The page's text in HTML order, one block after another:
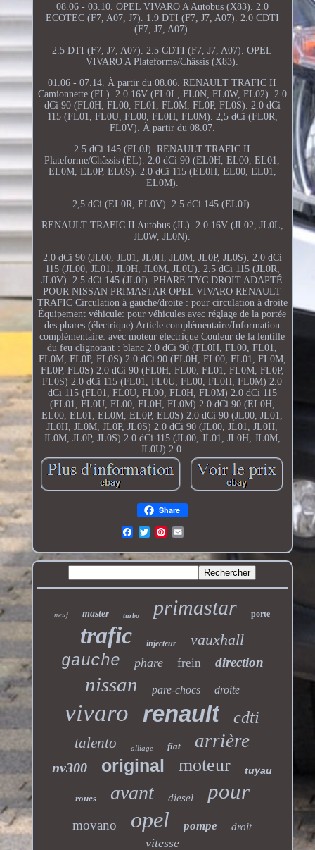
08.06 - 03.10. OPEL VIVARO A Autobus (X83). 2.0
ECOTEC (F7, A07, J7). 1.9 DTI (F7, J7, A07). 2.0 CDTI
(F7, J7, A07).
2.5 DTI (F7, J7, A07). 2.5 CDTI (F7, J7, A07). OPEL
VIVARO A Plateforme/Châssis (X83).
01.06 - 07.14. À partir du 08.06. RENAULT TRAFIC II
Camionnette (FL). 2.0 16V (FL0L, FL0N, FL0W, FL02). 2.0
dCi 90 (FL0H, FL00, FL01, FL0M, FL0P, FL0S). 2.0 dCi
115 (FL01, FL0U, FL00, FL0H, FL0M). 2,5 dCi (FL0R,
FL0V). À partir du 08.07.
2.5 dCi 145 (FL0J). RENAULT TRAFIC II
Plateforme/Châssis (EL). 2.0 dCi 90 (EL0H, EL00, EL01,
EL0M, EL0P, EL0S). 2.0 dCi 115 (EL0H, EL00, EL01,
EL0M).
2,5 dCi (EL0R, EL0V). 2.5 dCi 145 (EL0J).
RENAULT TRAFIC II Autobus (JL). 2.0 16V (JL02, JL0L,
JL0W, JL0N).
2.0 dCi 90 (JL00, JL01, JL0H, JL0M, JL0P, JL0S). 2.0 dCi
115 (JL00, JL01, JL0H, JL0M, JL0U). 2.5 dCi 115 (JL0R,
JL0V). 2.5 dCi 145 (JL0J). PHARE TYC DROIT ADAPTÉ
POUR NISSAN PRIMASTAR OPEL VIVARO RENAULT
TRAFIC Circulation à gauche/droite : pour circulation à droite
Équipement véhicule: pour véhicules avec réglage de la portée
des phares (électrique) Article complémentaire/Information
complémentaire: avec moteur électrique Couleur de la lentille
du feu clignotant : blanc 2.0 dCi 90 (FL0H, FL00, FL01,
FL0M, FL0P, FL0S) 2.0 dCi 90 (FL0H, FL00, FL01, FL0M,
FL0P, FL0S) 2.0 dCi 90 (FL0H, FL00, FL01, FL0M, FL0P,
FL0S) 2.0 dCi 115 (FL01, FL0U, FL00, FL0H, FL0M) 2.0
dCi 115 (FL01, FL0U, FL00, FL0H, FL0M) 2.0 dCi 115
(FL01, FL0U, FL00, FL0H, FL0M) 2.0 dCi 90 (EL0H,
EL00, EL01, EL0M, EL0P, EL0S) 2.0 dCi 90 (JL00, JL01,
JL0H, JL0M, JL0P, JL0S) 2.0 dCi 90 (JL00, JL01, JL0H,
JL0M, JL0P, JL0S) 2.0 dCi 115 (JL00, JL01, JL0H, JL0M,
JL0U) 2.0.
Share
neuf master turbo primastar porte
trafic injecteur vauxhall
gauche phare frein direction
nissan pare-chocs droite
vivaro renault cdti
talento alliage fiat arrière
nv300 original moteur tuyau
roues avant diesel pour
movano opel pompe droit
vitesse